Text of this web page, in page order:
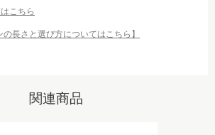
こちら
の長さと選び方についてはこちら】
関連商品